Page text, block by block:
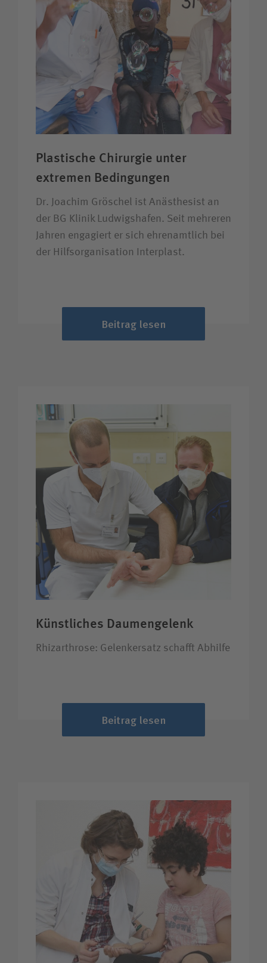
Plastische Chirurgie unter
extremen Bedingungen
Dr. Joachim Gröschel ist Anästhesist an
der BG Klinik Ludwigshafen. Seit mehreren
Jahren engagiert er sich ehrenamtlich bei
der Hilfsorganisation Interplast.
Beitrag lesen
Künstliches Daumengelenk
Rhizarthrose: Gelenkersatz schafft Abhilfe
Beitrag lesen